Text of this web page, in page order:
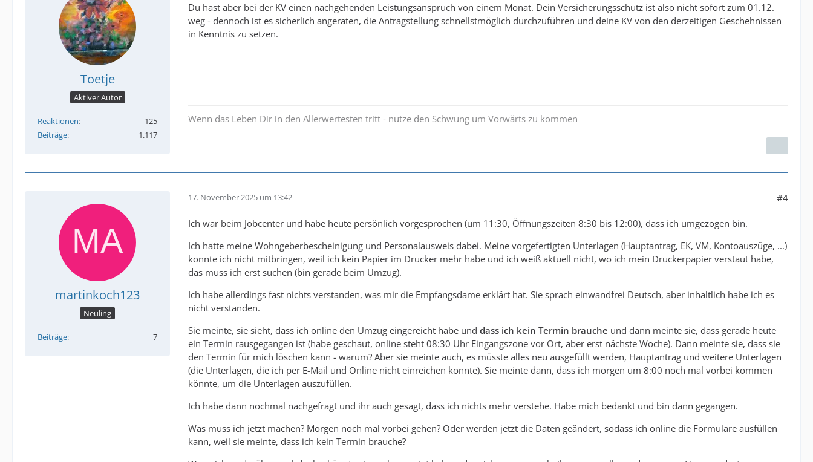
Toetje
Aktiver Autor
Reaktionen
125
Beiträge
1.117
Du hast aber bei der KV einen nachgehenden Leistungsanspruch von einem Monat. Dein Versicherungsschutz ist also nicht sofort zum 01.12.
weg - dennoch ist es sicherlich angeraten, die Antragstellung schnellstmöglich durchzuführen und deine KV von den derzeitigen Geschehnissen
in Kenntnis zu setzen.
Wenn das Leben Dir in den Allerwertesten tritt - nutze den Schwung um Vorwärts zu kommen
martinkoch123
Neuling
Beiträge 7
17. November 2025 um 13:42 #4
Ich war beim Jobcenter und habe heute persönlich vorgesprochen (um 11:30, Öffnungszeiten 8:30 bis 12:00), dass ich umgezogen bin.
Ich hatte meine Wohngeberbescheinigung und Personalausweis dabei. Meine vorgefertigten Unterlagen (Hauptantrag, EK, VM, Kontoauszüge, ...)
konnte ich nicht mitbringen, weil ich kein Papier im Drucker mehr habe und ich weiß aktuell nicht, wo ich mein Druckerpapier verstaut habe,
das muss ich erst suchen (bin gerade beim Umzug).
Ich habe allerdings fast nichts verstanden, was mir die Empfangsdame erklärt hat. Sie sprach einwandfrei Deutsch, aber inhaltlich habe ich es
nicht verstanden.
Sie meinte, sie sieht, dass ich online den Umzug eingereicht habe und dass ich kein Termin brauche und dann meinte sie, dass gerade heute
ein Termin rausgegangen ist (habe geschaut, online steht 08:30 Uhr Eingangszone vor Ort, aber erst nächste Woche). Dann meinte sie, dass sie
den Termin für mich löschen kann - warum? Aber sie meinte auch, es müsste alles neu ausgefüllt werden, Hauptantrag und weitere Unterlagen
(die Unterlagen, die ich per E-Mail und Online nicht einreichen konnte). Sie meinte dann, dass ich morgen um 8:00 noch mal vorbei kommen
könnte, um die Unterlagen auszufüllen.
Ich habe dann nochmal nachgefragt und ihr auch gesagt, dass ich nichts mehr verstehe. Habe mich bedankt und bin dann gegangen.
Was muss ich jetzt machen? Morgen noch mal vorbei gehen? Oder werden jetzt die Daten geändert, sodass ich online die Formulare ausfüllen
kann, weil sie meinte, dass ich kein Termin brauche?